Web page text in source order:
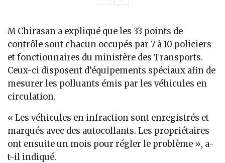
M Chirasan a expliqué que les 33 points de
contrôle sont chacun occupés par 7 à 10 policiers
et fonctionnaires du ministère des Transports.
Ceux-ci disposent d’équipements spéciaux afin de
mesurer les polluants émis par les véhicules en
circulation.
« Les véhicules en infraction sont enregistrés et
marqués avec des autocollants. Les propriétaires
ont ensuite un mois pour régler le problème », a-
t-il indiqué.